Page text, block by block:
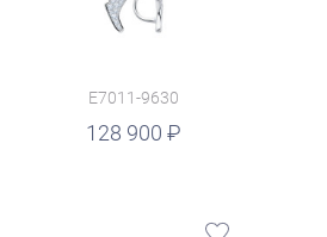
E7011-9630
128 900
руб.